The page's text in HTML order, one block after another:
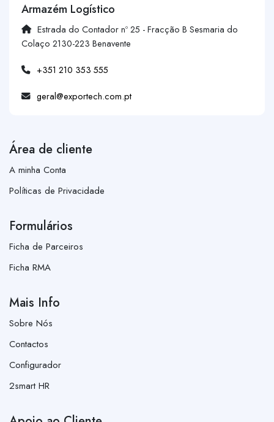
Armazém Logístico
Estrada do Contador nº 25 - Fracção B Sesmaria do
Colaço 2130-223 Benavente
+351 210 353 555
geral@exportech.com.pt
Área de cliente
A minha Conta
Políticas de Privacidade
Formulários
Ficha de Parceiros
Ficha RMA
Mais Info
Sobre Nós
Contactos
Configurador
2smart HR